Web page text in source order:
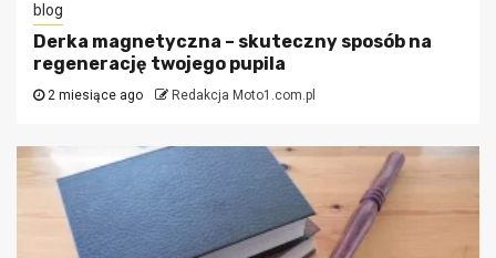
blog
Derka magnetyczna – skuteczny sposób na
regenerację twojego pupila
2 miesiące ago Redakcja Moto1.com.pl